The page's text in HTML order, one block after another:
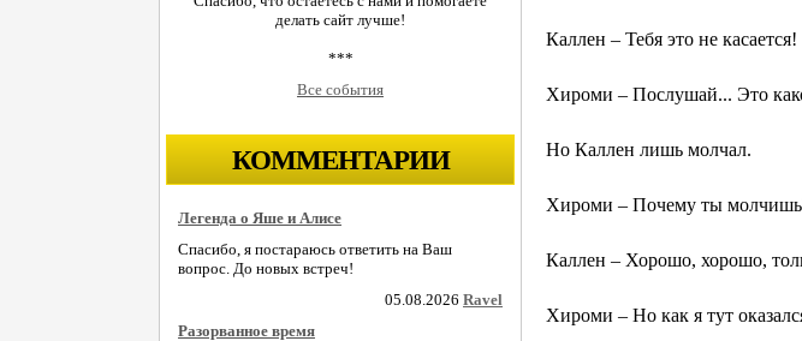
делать сайт лучше!
***
Все события
КОММЕНТАРИИ
Легенда о Яше и Алисе
Спасибо, я постараюсь ответить на Ваш
вопрос. До новых встреч!
05.08.2026 Ravel
Разорванное время
Каллен – Тебя это не касается!
Хироми – Послушай... Это
Но Каллен лишь молчал.
Хироми – Почему ты
Каллен – Хорошо, хорошо,
Хироми – Но как я тут